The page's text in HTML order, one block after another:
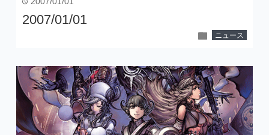
time
2007/01/01
folder ニュース